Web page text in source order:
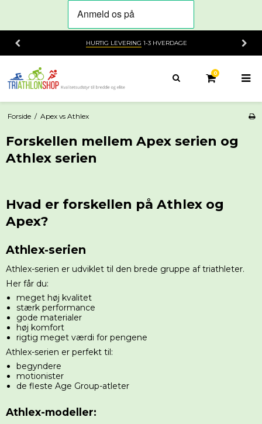
HURTIG LEVERING 1-3 HVERDAGE
0
Forside / Apex vs Athlex
Forskellen mellem Apex serien og
Athlex serien
Hvad er forskellen på Athlex og
Apex?
Athlex-serien
Athlex-serien er udviklet til den brede gruppe af triathleter.
Her får du:
meget høj kvalitet
stærk performance
gode materialer
høj komfort
rigtig meget værdi for pengene
Athlex-serien er perfekt til:
begyndere
motionister
de fleste Age Group-atleter
Athlex-modeller: